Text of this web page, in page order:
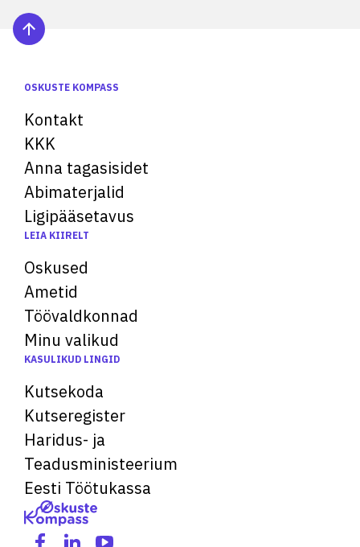
OSKUSTE KOMPASS
Kontakt
KKK
Anna tagasisidet
Abimaterjalid
Ligipääsetavus
LEIA KIIRELT
Oskused
Ametid
Töövaldkonnad
Minu valikud
KASULIKUD LINGID
Kutsekoda
Kutseregister
Haridus- ja
Teadusministeerium
Eesti Töötukassa